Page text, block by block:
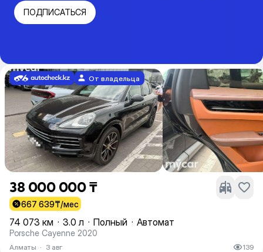
ПОДПИСАТЬСЯ
От владельца
38 000 000 ₸
667 639₸/мес
74 073 км · 3.0 л · Полный · Автомат
Porsche Cayenne 2020
Алматы · 3 авг 139